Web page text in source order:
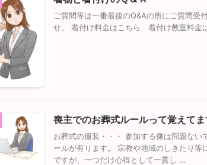
ご質問等は一番最後のQ&Aの所にご質問受
せ。 着付け料金はこちら 着付け教室料金
喪主でのお葬式ルールって覚えてま
お葬式の服装・・・ 参加する側は問題な
ールが有ります。 宗教や地域のしきたり
ですが、一つだけ心得として一貫し …